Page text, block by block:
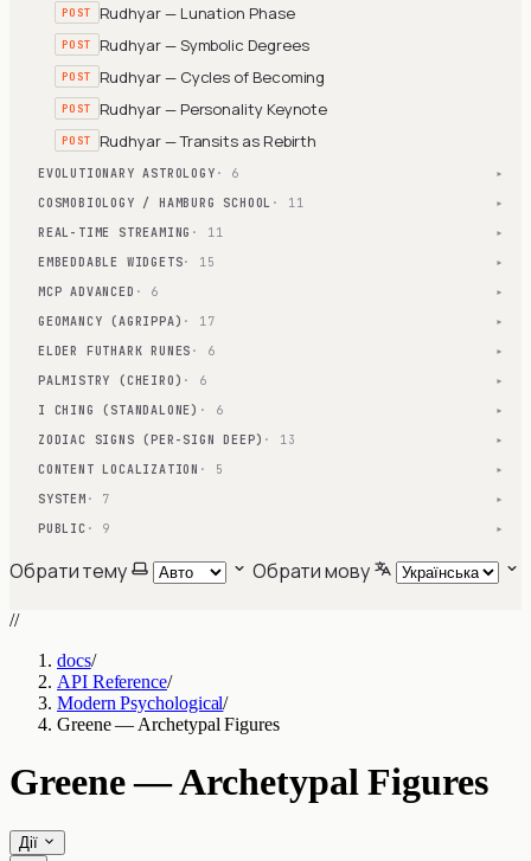
POST Rudhyar — Lunation Phase
POST Rudhyar — Symbolic Degrees
POST Rudhyar — Cycles of Becoming
POST Rudhyar — Personality Keynote
POST Rudhyar — Transits as Rebirth
EVOLUTIONARY ASTROLOGY · 6 ▾
COSMOBIOLOGY / HAMBURG SCHOOL · 11 ▾
REAL-TIME STREAMING · 11 ▾
EMBEDDABLE WIDGETS· 15 ▾
MCP ADVANCED · 6 ▾
GEOMANCY (AGRIPPA) · 17 ▾
ELDER FUTHARK RUNES · 6 ▾
PALMISTRY (CHEIRO) · 6 ▾
I CHING (STANDALONE) · 6 ▾
ZODIAC SIGNS (PER-SIGN DEEP) · 13 ▾
CONTENT LOCALIZATION · 5 ▾
SYSTEM · 7 ▾
PUBLIC · 9 ▾
Обрати тему Обрати мову
//
docs/
API Reference/
Modern Psychological/
Greene — Archetypal Figures
Greene — Archetypal Figures
Дії